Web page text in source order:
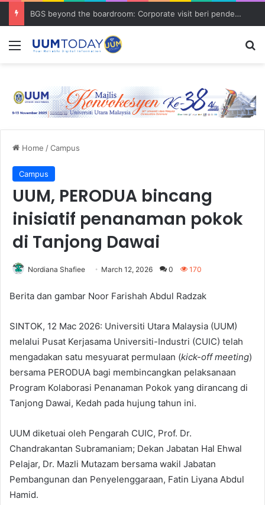
BGS beyond the boardroom: Corporate visit beri pendedahan dunia korporat kepada PELAJAR UUM
Menu
Home /Campus
Campus
UUM, PERODUA bincang
inisiatif penanaman pokok
di Tanjong Dawai
Nordiana Shafiee March 12, 2026 0 170
Berita dan gambar Noor Farishah Abdul Radzak
SINTOK, 12 Mac 2026: Universiti Utara Malaysia (UUM)
melalui Pusat Kerjasama Universiti-Industri (CUIC) telah
mengadakan satu mesyuarat permulaan (kick-off meeting)
bersama PERODUA bagi membincangkan pelaksanaan
Program Kolaborasi Penanaman Pokok yang dirancang di
Tanjong Dawai, Kedah pada hujung tahun ini.
UUM diketuai oleh Pengarah CUIC, Prof. Dr.
Chandrakantan Subramaniam; Dekan Jabatan Hal Ehwal
Pelajar, Dr. Mazli Mutazam bersama wakil Jabatan
Pembangunan dan Penyelenggaraan, Fatin Liyana Abdul
Hamid.